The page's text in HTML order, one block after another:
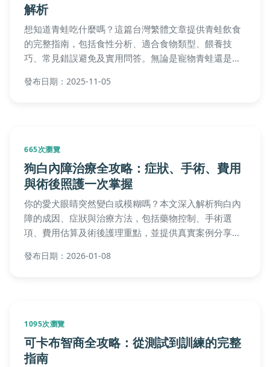
解析
想知道青蛙吃什麼嗎？這篇台灣繁體文章提供青蛙飲食
的完整指南，包括食性分析、適合食物類型、餵養技
巧、常見錯誤避免及實用問答。無論是寵物青蛙還是野
蛙。
發布日期：2025-11-05
665次瀏覽
狗白內障治療全攻略：症狀、手術、費用
與術後照護一次掌握
你的愛犬眼睛突然變白或模糊嗎？本文深入解析狗白內
障的成因、症狀與治療方法，包括藥物控制、手術選
項、費用估算及術後護理重點，並提供真實案例分享，
發布日期：2026-01-08
1095次瀏覽
可卡布智商全攻略：從測試到訓練的完整
指南